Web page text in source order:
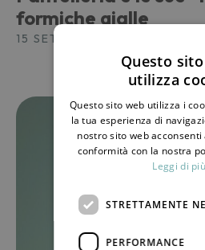
formiche gialle
15 SETTEMBRE 2023
Questo
utilizza
Questo sito web utilizza i
la tua esperienza di
nostro sito web
conformità con la nostra
Leggi di più
STRETTAMENTE
PERFORMANCE